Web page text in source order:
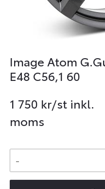
Image Atom
E48 C56,1 60
1 750 kr/st inkl.
moms
-